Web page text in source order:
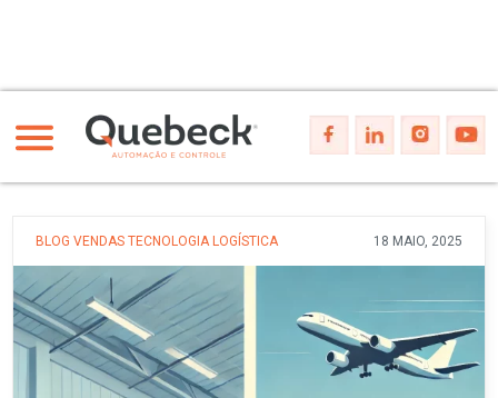
BLOG VENDAS TECNOLOGIA LOGÍSTICA 18 MAIO, 2025